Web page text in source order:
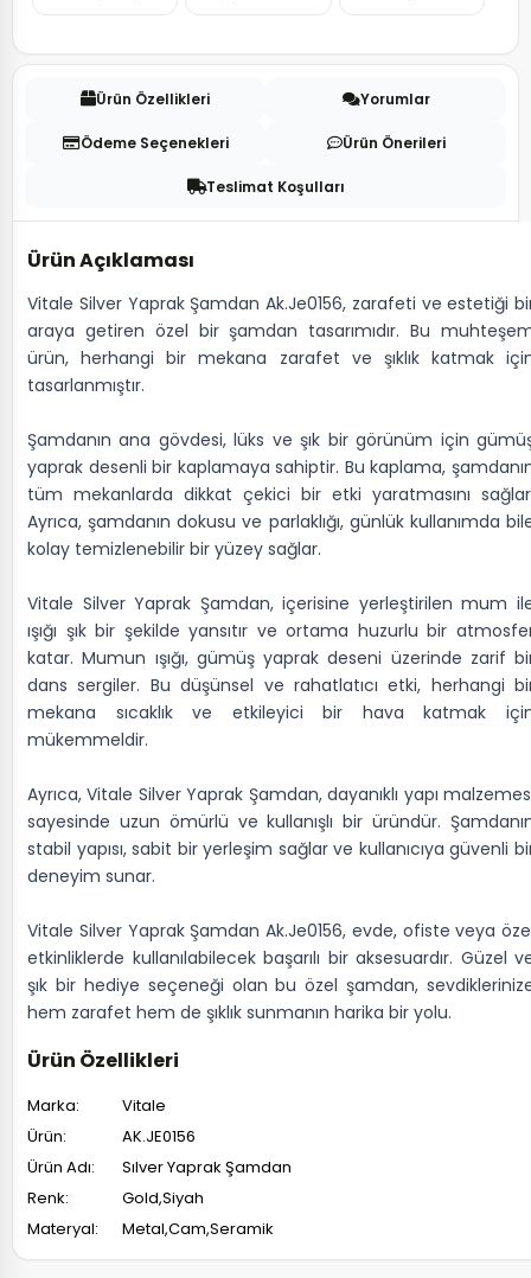
Ürün Özellikleri Yorumlar
Ödeme Seçenekleri Ürün Önerileri
Teslimat Koşulları
Ürün Açıklaması
Vitale Silver Yaprak Şamdan Ak.Je0156, zarafeti ve estetiği
araya getiren özel bir şamdan tasarımıdır. Bu
ürün, herhangi bir mekana zarafet ve şıklık katmak
tasarlanmıştır.
Şamdanın ana gövdesi, lüks ve şık bir görünüm için
yaprak desenli bir kaplamaya sahiptir. Bu kaplama,
tüm mekanlarda dikkat çekici bir etki yaratmasını
Ayrıca, şamdanın dokusu ve parlaklığı, günlük kullanımda
kolay temizlenebilir bir yüzey sağlar.
Vitale Silver Yaprak Şamdan, içerisine yerleştirilen mum
ışığı şık bir şekilde yansıtır ve ortama huzurlu bir
katar. Mumun ışığı, gümüş yaprak deseni üzerinde zarif
dans sergiler. Bu düşünsel ve rahatlatıcı etki, herhangi
mekana sıcaklık ve etkileyici bir hava katmak
mükemmeldir.
Ayrıca, Vitale Silver Yaprak Şamdan, dayanıklı yapı
sayesinde uzun ömürlü ve kullanışlı bir üründür.
stabil yapısı, sabit bir yerleşim sağlar ve kullanıcıya güvenli
deneyim sunar.
Vitale Silver Yaprak Şamdan Ak.Je0156, evde, ofiste veya
etkinliklerde kullanılabilecek başarılı bir aksesuardır. Güzel
şık bir hediye seçeneği olan bu özel şamdan,
hem zarafet hem de şıklık sunmanın harika bir yolu.
Ürün Özellikleri
Marka:
Vitale
Ürün:
AK.JE0156
Ürün Adı:
Sılver Yaprak Şamdan
Renk:
Gold,Siyah
Materyal:
Metal,Cam,Seramik